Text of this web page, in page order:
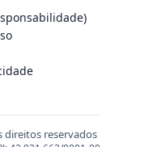
direitos reservados